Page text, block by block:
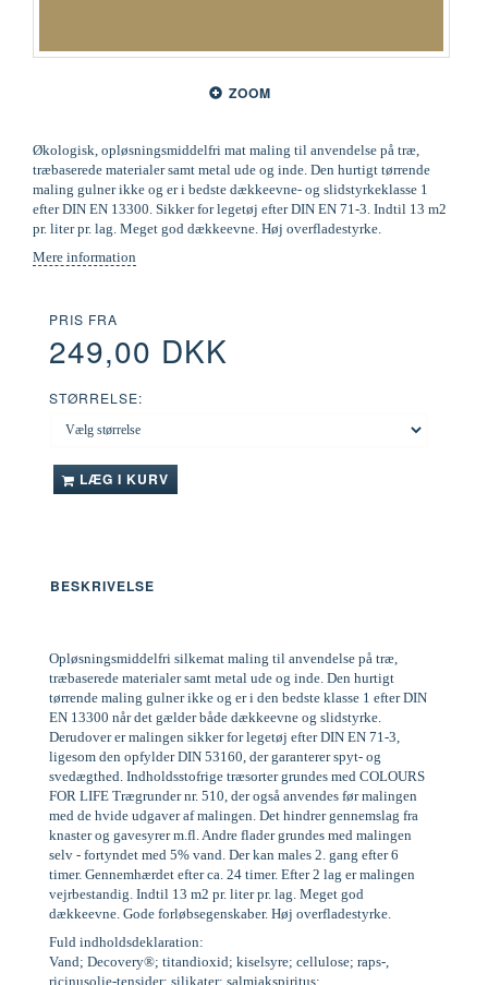
ZOOM
Økologisk, opløsningsmiddelfri mat maling til anvendelse på træ,
træbaserede materialer samt metal ude og inde. Den hurtigt tørrende
maling gulner ikke og er i bedste dækkeevne- og slidstyrkeklasse 1
efter DIN EN 13300. Sikker for legetøj efter DIN EN 71-3. Indtil 13 m2
pr. liter pr. lag. Meget god dækkeevne. Høj overfladestyrke.
Mere information
PRIS FRA
249,00 DKK
STØRRELSE:
LÆG I KURV
BESKRIVELSE
Opløsningsmiddelfri silkemat maling til anvendelse på træ,
træbaserede materialer samt metal ude og inde. Den hurtigt
tørrende maling gulner ikke og er i den bedste klasse 1 efter DIN
EN 13300 når det gælder både dækkeevne og slidstyrke.
Derudover er malingen sikker for legetøj efter DIN EN 71-3,
ligesom den opfylder DIN 53160, der garanterer spyt- og
svedægthed. Indholdsstofrige træsorter grundes med COLOURS
FOR LIFE Trægrunder nr. 510, der også anvendes før malingen
med de hvide udgaver af malingen. Det hindrer gennemslag fra
knaster og gavesyrer m.fl. Andre flader grundes med malingen
selv - fortyndet med 5% vand. Der kan males 2. gang efter 6
timer. Gennemhærdet efter ca. 24 timer. Efter 2 lag er malingen
vejrbestandig. Indtil 13 m2 pr. liter pr. lag. Meget god
dækkeevne. Gode forløbsegenskaber. Høj overfladestyrke.
Fuld indholdsdeklaration:
Vand; Decovery®; titandioxid; kiselsyre; cellulose; raps-,
ricinusolie-tensider; silikater; salmiakspiritus;